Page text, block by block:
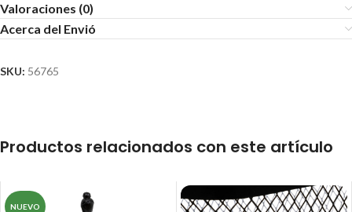
Valoraciones (0)
Acerca del Envió
SKU: 56765
Productos relacionados con este artículo
NUEVO